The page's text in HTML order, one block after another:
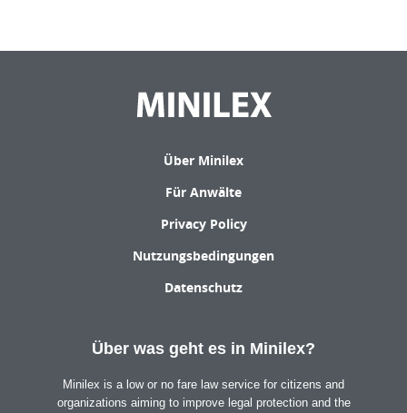
Über Minilex
Für Anwälte
Privacy Policy
Nutzungsbedingungen
Datenschutz
Über was geht es in Minilex?
Minilex is a low or no fare law service for citizens and
organizations aiming to improve legal protection and the